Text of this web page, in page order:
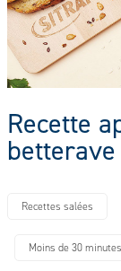
Recette
Recettes salées
Moins de 30 minutes